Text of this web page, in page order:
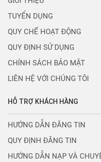
TUYỂN DỤNG
QUY CHẾ HOẠT ĐỘNG
QUY ĐỊNH SỬ DỤNG
CHÍNH SÁCH BẢO MẬT
LIÊN HỆ VỚI CHÚNG TÔI
HỖ TRỢ KHÁCH HÀNG
HƯỚNG DẪN ĐĂNG TIN
QUY ĐỊNH ĐĂNG TIN
HƯỚNG DẪN NẠP VÀ